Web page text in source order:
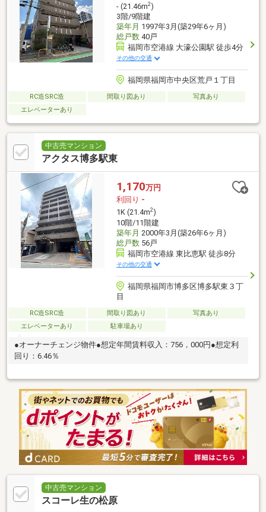
- (21.46m2)
3階/9階建
築年月 1997年3月(築29年6ヶ月)
総戸数40戸
福岡市空港線 大濠公園駅 徒歩4分
その他の交通
福岡県福岡市中央区荒戸１丁目
RC造SRC造 間取り図あり
写真あり
エレベーターあり
中古売マンション
アクタス博多駅東
1,170万円
利回り -
1K (21.4m2)
10階/11階建
築年月 2000年3月(築26年6ヶ月)
総戸数56戸
福岡市空港線 東比恵駅 徒歩8分
その他の交通
福岡県福岡市博多区博多駅東３丁
目
RC造SRC造 間取り図あり
写真あり
エレベーターあり
駐車場あり
●オーナーチェンジ物件●想定年間賃料収入：756，000円●想定利
回り：6.46％
中古売マンション
スコーレ生の松原